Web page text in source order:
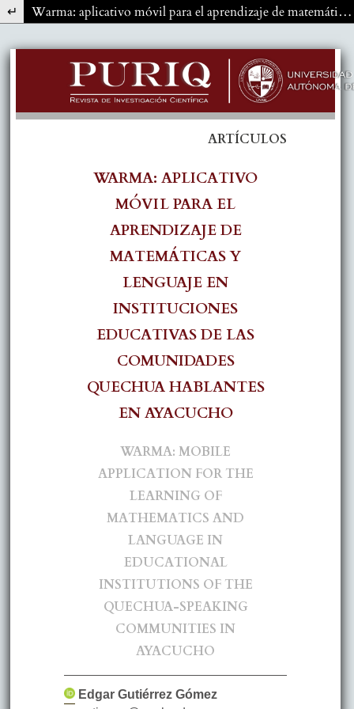
Volver a los detalles del artículo Warma: aplicativo móvil para el aprendizaje de matemáticas y lenguaje en instituciones educativas de las comunidades quechua hablantes en Ayacucho